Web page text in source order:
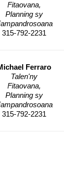
Fitaovana,
Planning sy
315-792-2231
Ferraro
Talen'ny
Fitaovana,
Planning sy
315-792-2231